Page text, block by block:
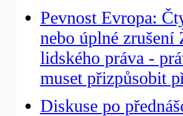
Pevnost Evropa:
nebo úplné zrušení
lidského práva -
muset přizpůsobit
Diskuse po